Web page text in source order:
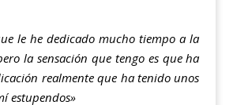
le he dedicado mucho tiempo a la
la sensación que tengo es que ha
realmente que ha tenido unos
estupendos»